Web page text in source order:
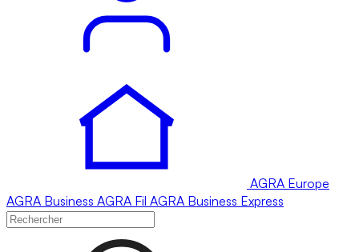
AGRA Europe
AGRA Business AGRA Fil AGRA Business Express